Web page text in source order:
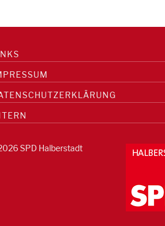
SPD Halberstadt